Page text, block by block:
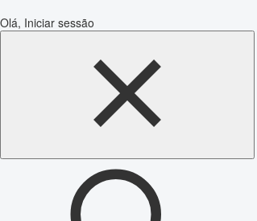
Olá, Iniciar sessão